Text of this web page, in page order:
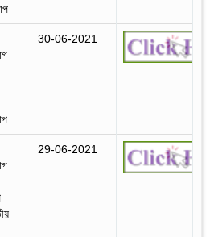
30-06-2021
29-06-2021